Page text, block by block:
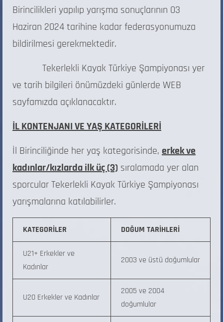
Birincilikleri yapılıp yarışma sonuçlarının 03
Haziran 2024 tarihine kadar federasyonumuza
bildirilmesi gerekmektedir.
Tekerlekli Kayak Türkiye Şampiyonası yer
ve tarih bilgileri önümüzdeki günlerde WEB
sayfamızda açıklanacaktır.
İL KONTENJANI VE YAŞ KATEGORİLERİ
İl Birinciliğinde her yaş kategorisinde, erkek ve
kadınlar/kızlarda ilk üç (3) sıralamada yer alan
sporcular Tekerlekli Kayak Türkiye Şampiyonası
yarışmalarına katılabilirler.
KATEGORİLER DOĞUM TARİHLERİ
U21+ Erkekler ve
Kadınlar
2003 ve üstü doğumlular
U20 Erkekler ve Kadınlar
2005 ve 2004
doğumlular